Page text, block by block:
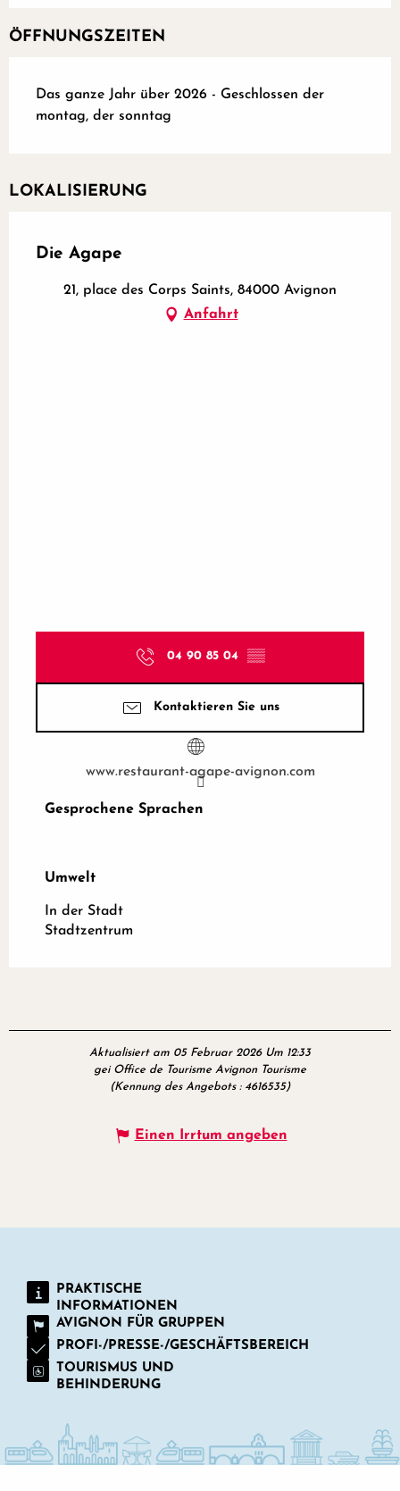
ÖFFNUNGSZEITEN
Das ganze Jahr über 2026 - Geschlossen der
montag, der sonntag
LOKALISIERUNG
Die Agape
21, place des Corps Saints, 84000 Avignon
Anfahrt
04 90 85 04 ▒▒
Kontaktieren Sie uns
www.restaurant-agape-avignon.com
Gesprochene Sprachen
Gesprochene Sprachen
Umwelt
Umwelt
In der Stadt
Stadtzentrum
Aktualisiert am 05 Februar 2026 Um 12:33
gei Office de Tourisme Avignon Tourisme
(Kennung des Angebots : 4616535)
Einen Irrtum angeben
PRAKTISCHE
INFORMATIONEN
AVIGNON FÜR GRUPPEN
PROFI-/PRESSE-/GESCHÄFTSBEREICH
TOURISMUS UND
BEHINDERUNG